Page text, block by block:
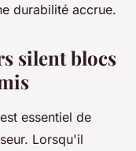
durabilité accrue.
silent blocs
essentiel de
Lorsqu'il